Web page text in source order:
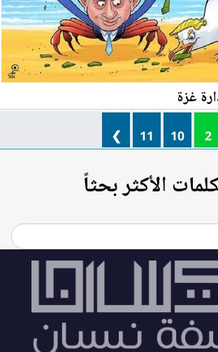
غزة
2
10
11
❯
الأكثر بحثاً